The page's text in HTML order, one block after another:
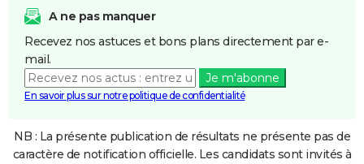
A ne pas manquer
Recevez nos astuces et bons plans directement par e-
mail.
Je m'abonne
En savoir plus sur notre politique de confidentialité
NB : La présente publication de résultats ne présente pas de
caractère de notification officielle. Les candidats sont invités à